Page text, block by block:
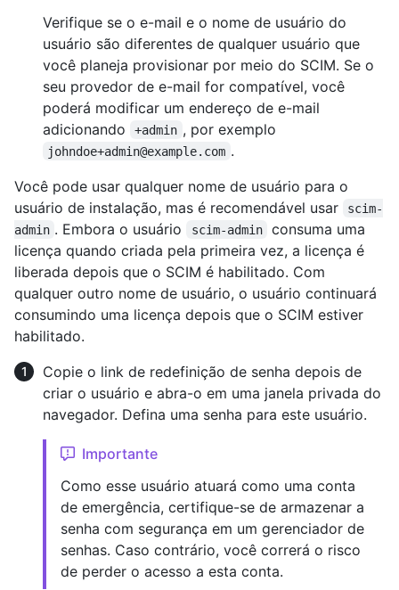
Verifique se o e-mail e o nome de usuário do
usuário são diferentes de qualquer usuário que
você planeja provisionar por meio do SCIM. Se o
seu provedor de e-mail for compatível, você
poderá modificar um endereço de e-mail
adicionando
+admin , por exemplo
johndoe+admin@example.com .
Você pode usar qualquer nome de usuário para o
usuário de instalação, mas é recomendável usar
scim-
admin . Embora o usuário scim-admin
consuma uma
licença quando criada pela primeira vez, a licença é
liberada depois que o SCIM é habilitado. Com
qualquer outro nome de usuário, o usuário continuará
consumindo uma licença depois que o SCIM estiver
habilitado.
Copie o link de redefinição de senha depois de
criar o usuário e abra-o em uma janela privada do
navegador. Defina uma senha para este usuário.
Importante
Como esse usuário atuará como uma conta
de emergência, certifique-se de armazenar a
senha com segurança em um gerenciador de
senhas. Caso contrário, você correrá o risco
de perder o acesso a esta conta.